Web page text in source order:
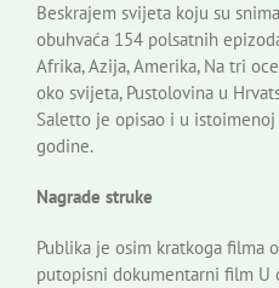
Beskrajem svijeta koju su
obuhvaća 154 polsatnih
Afrika, Azija, Amerika, Na tri
oko svijeta, Pustolovina u
Saletto je opisao i u
godine.
Nagrade struke
Publika je osim kratkoga filma
putopisni dokumentarni film U